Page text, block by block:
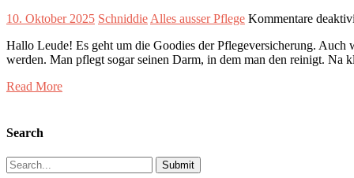
10. Oktober 2025 Schniddie Alles ausser Pflege Kommentare
Hallo Leude! Es geht um die Goodies der Pflegeversicherung. Auch
werden. Man pflegt sogar seinen Darm, in dem man den reinigt.
Read More
Search
Search